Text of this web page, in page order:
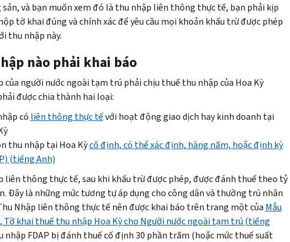
và bạn muốn xem đó là thu nhập liên thông thực tế, bạn phải kịp
tờ khai đúng và chính xác để yêu cầu mọi khoản khấu trừ được phép
thu nhập này.
nào phải khai báo
của người nước ngoài tạm trú phải chịu thuế thu nhập của Hoa Kỳ
được chia thành hai loại:
có liên thông thực tếvới hoạt động giao dịch hay kinh doanh tại
thu nhập tại Hoa Kỳcố định, có thể xác định, hàng năm, hoặc định kỳ
(tiếng Anh)
liên thông thực tế, sau khi khấu trừ được phép, được đánh thuế theo tỷ
Đây là những mức tương tự áp dụng cho công dân và thường trú nhân
Nhập liên thông thực tế nên được khai báo trên trang một của Mẫu
Tờ khai thuế thu nhập Hoa Kỳ cho Người nước ngoài tạm trú (tiếng
nhập FDAP bị đánh thuế cố định 30 phần trăm (hoặc mức thuế suất